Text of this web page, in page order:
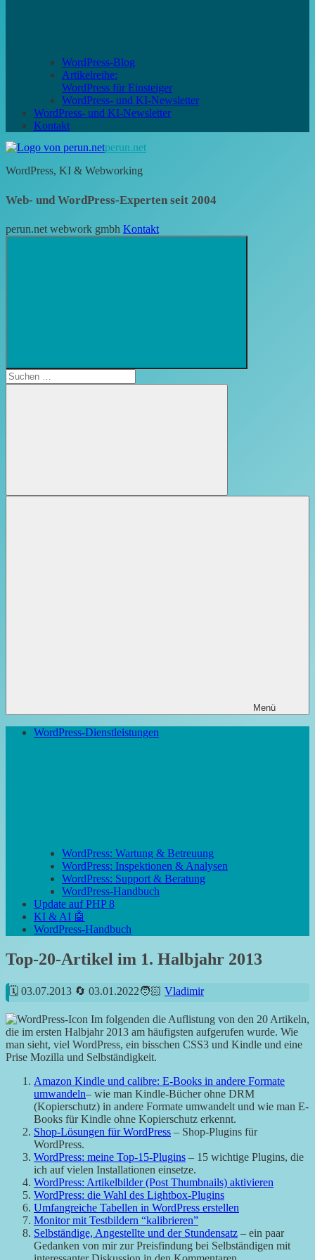
WordPress-Blog
Artikelreihe:
WordPress für Einsteiger
WordPress- und KI-Newsletter
WordPress- und KI-Newsletter
Kontakt
perun.net
WordPress, KI & Webworking
Web- und WordPress-Experten seit 2004
perun.net webwork gmbh Kontakt
öffnen
Suchen
nach:
Suchen
Menü
WordPress-Dienstleistungen
WordPress: Wartung & Betreuung
WordPress: Inspektionen & Analysen
WordPress: Support & Beratung
WordPress-Handbuch
Update auf PHP 8
KI & AI 🤖
WordPress-Handbuch
Top-20-Artikel im 1. Halbjahr 2013
03.07.2013 03.01.2022 Vladimir
Im folgenden die Auflistung von den 20 Artikeln,
die im ersten Halbjahr 2013 am häufigsten aufgerufen wurde. Wie
man sieht, viel WordPress, ein bisschen CSS3 und Kindle und eine
Prise Mozilla und Selbständigkeit.
Amazon Kindle und calibre: E-Books in andere Formate
umwandeln– wie man Kindle-Bücher ohne DRM
(Kopierschutz) in andere Formate umwandelt und wie man E-
Books für Kindle ohne Kopierschutz erkennt.
Shop-Lösungen für WordPress – Shop-Plugins für
WordPress.
WordPress: meine Top-15-Plugins – 15 wichtige Plugins, die
ich auf vielen Installationen einsetze.
WordPress: Artikelbilder (Post Thumbnails) aktivieren
WordPress: die Wahl des Lightbox-Plugins
Umfangreiche Tabellen in WordPress erstellen
Monitor mit Testbildern “kalibrieren”
Selbständige, Angestellte und der Stundensatz – ein paar
Gedanken von mir zur Preisfindung bei Selbständigen mit